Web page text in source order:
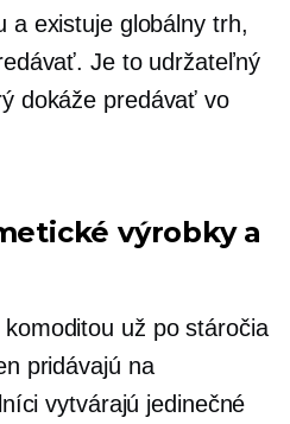
a existuje globálny trh,
Je to udržateľný
dokáže predávať vo
výrobky a
už po stáročia
pridávajú na
vytvárajú jedinečné